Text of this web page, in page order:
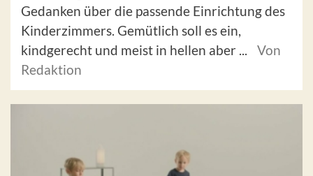
Gedanken über die passende Einrichtung des
Kinderzimmers. Gemütlich soll es ein,
kindgerecht und meist in hellen aber ...
Von
Redaktion